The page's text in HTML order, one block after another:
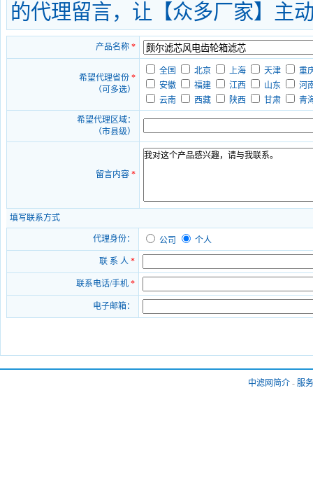
的代理留言，让【众多厂家】主
产品名称 *
希望代理省份 *
（可多选）
全国 北京 上海 天津
重
安徽
福建 江西 山东
河
云南
西藏 陕西 甘肃
青
希望代理区域：
（市县级）
留言内容 *
填写联系方式
代理身份： 公司 个人
联 系 人 *
联系电话/手机 *
电子邮箱：
中滤网简介 - 服